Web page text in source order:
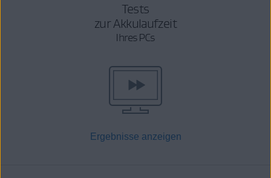
Tests
zur Akkulaufzeit
Ihres PCs
Ergebnisse anzeigen